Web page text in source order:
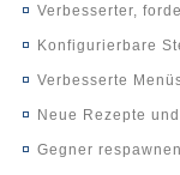
Verbesserter,
Konfigurierbare
Verbesserte
Neue Rezepte
Gegner